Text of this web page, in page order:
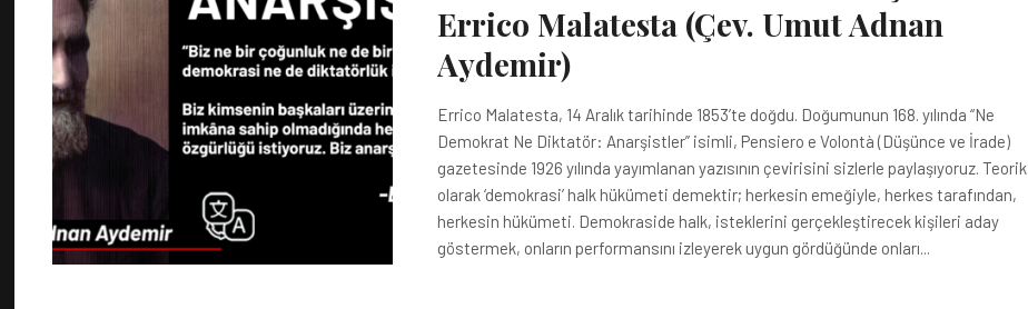
Errico Malatesta (Çev. Umut Adnan
Aydemir)
Errico Malatesta, 14 Aralık tarihinde 1853’te doğdu. Doğumunun 168. yılında “Ne
Demokrat Ne Diktatör: Anarşistler” isimli, Pensiero e Volontà (Düşünce ve İrade)
gazetesinde 1926 yılında yayımlanan yazısının çevirisini sizlerle paylaşıyoruz. Teorik
olarak ‘demokrasi’ halk hükümeti demektir; herkesin emeğiyle, herkes tarafından,
herkesin hükümeti. Demokraside halk, isteklerini gerçekleştirecek kişileri aday
göstermek, onların performansını izleyerek uygun gördüğünde onları...